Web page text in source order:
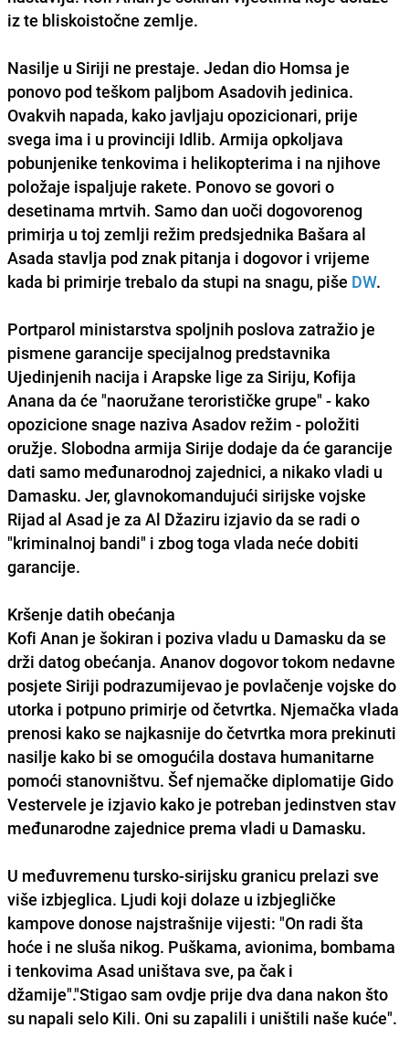
iz te bliskoistočne zemlje.
Nasilje u Siriji ne prestaje. Jedan dio Homsa je
ponovo pod teškom paljbom Asadovih jedinica.
Ovakvih napada, kako javljaju opozicionari, prije
svega ima i u provinciji Idlib. Armija opkoljava
pobunjenike tenkovima i helikopterima i na njihove
položaje ispaljuje rakete. Ponovo se govori o
desetinama mrtvih. Samo dan uoči dogovorenog
primirja u toj zemlji režim predsjednika Bašara al
Asada stavlja pod znak pitanja i dogovor i vrijeme
kada bi primirje trebalo da stupi na snagu, piše DW.
Portparol ministarstva spoljnih poslova zatražio je
pismene garancije specijalnog predstavnika
Ujedinjenih nacija i Arapske lige za Siriju, Kofija
Anana da će "naoružane terorističke grupe" - kako
opozicione snage naziva Asadov režim - položiti
oružje. Slobodna armija Sirije dodaje da će garancije
dati samo međunarodnoj zajednici, a nikako vladi u
Damasku. Jer, glavnokomandujući sirijske vojske
Rijad al Asad je za Al Džaziru izjavio da se radi o
"kriminalnoj bandi" i zbog toga vlada neće dobiti
garancije.
Kršenje datih obećanja
Kofi Anan je šokiran i poziva vladu u Damasku da se
drži datog obećanja. Ananov dogovor tokom nedavne
posjete Siriji podrazumijevao je povlačenje vojske do
utorka i potpuno primirje od četvrtka. Njemačka vlada
prenosi kako se najkasnije do četvrtka mora prekinuti
nasilje kako bi se omogućila dostava humanitarne
pomoći stanovništvu. Šef njemačke diplomatije Gido
Vestervele je izjavio kako je potreban jedinstven stav
međunarodne zajednice prema vladi u Damasku.
U međuvremenu tursko-sirijsku granicu prelazi sve
više izbjeglica. Ljudi koji dolaze u izbjegličke
kampove donose najstrašnije vijesti: "On radi šta
hoće i ne sluša nikog. Puškama, avionima, bombama
i tenkovima Asad uništava sve, pa čak i
džamije"."Stigao sam ovdje prije dva dana nakon što
su napali selo Kili. Oni su zapalili i uništili naše kuće".